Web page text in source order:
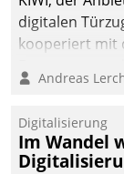
digitalen
kooperiert mit
Andreas
Digitalisierung
Im Wandel